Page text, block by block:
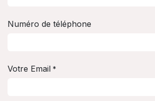
Numéro de téléphone
Votre Email *